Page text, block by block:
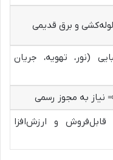
و برق قدیمی
(نور، تهویه، جریان
نیاز به مجوز رسمی
قابل‌فروش و ارزش‌افزا